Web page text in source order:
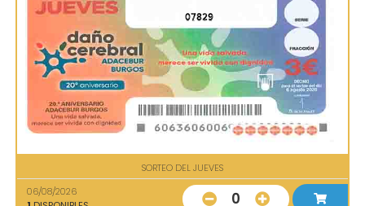
07829
SORTEO DEL JUEVES
06/08/2026
0